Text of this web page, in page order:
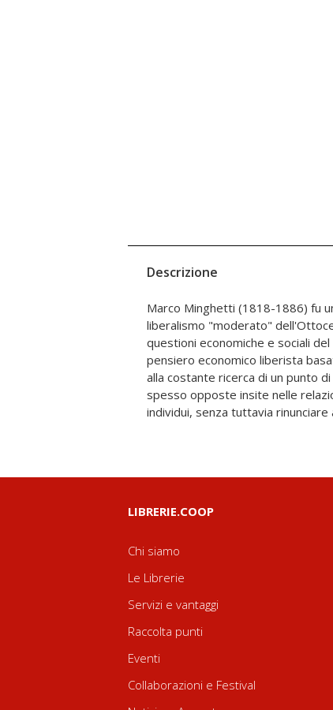
Descrizione
Marco Minghetti (1818-1886) fu
liberalismo "moderato"
questioni economiche e sociali
pensiero economico liberista
alla costante ricerca di un punto
spesso opposte insite nelle
individui, senza tuttavia
pensiero liberale. Nelle sue
pubblica" a "I partiti politici", da
brevi su "La legislazione
Minghetti, che fu pure per due
Ministro in sei occasioni, unisce alla
dei suoi tempi. Di queste opere,
LIBRERIE.COOP
Chi siamo
Le Librerie
Servizi e vantaggi
Raccolta punti
Eventi
Collaborazioni e Festival